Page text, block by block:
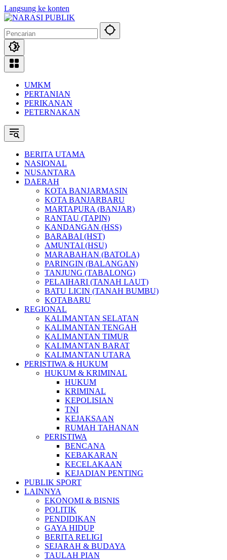
Langsung ke konten
UMKM
PERTANIAN
PERIKANAN
PETERNAKAN
BERITA UTAMA
NASIONAL
NUSANTARA
DAERAH
KOTA BANJARMASIN
KOTA BANJARBARU
MARTAPURA (BANJAR)
RANTAU (TAPIN)
KANDANGAN (HSS)
BARABAI (HST)
AMUNTAI (HSU)
MARABAHAN (BATOLA)
PARINGIN (BALANGAN)
TANJUNG (TABALONG)
PELAIHARI (TANAH LAUT)
BATU LICIN (TANAH BUMBU)
KOTABARU
REGIONAL
KALIMANTAN SELATAN
KALIMANTAN TENGAH
KALIMANTAN TIMUR
KALIMANTAN BARAT
KALIMANTAN UTARA
PERISTIWA & HUKUM
HUKUM & KRIMINAL
HUKUM
KRIMINAL
KEPOLISIAN
TNI
KEJAKSAAN
RUMAH TAHANAN
PERISTIWA
BENCANA
KEBAKARAN
KECELAKAAN
KEJADIAN PENTING
PUBLIK SPORT
LAINNYA
EKONOMI & BISNIS
POLITIK
PENDIDIKAN
GAYA HIDUP
BERITA RELIGI
SEJARAH & BUDAYA
TAULAH PIAN